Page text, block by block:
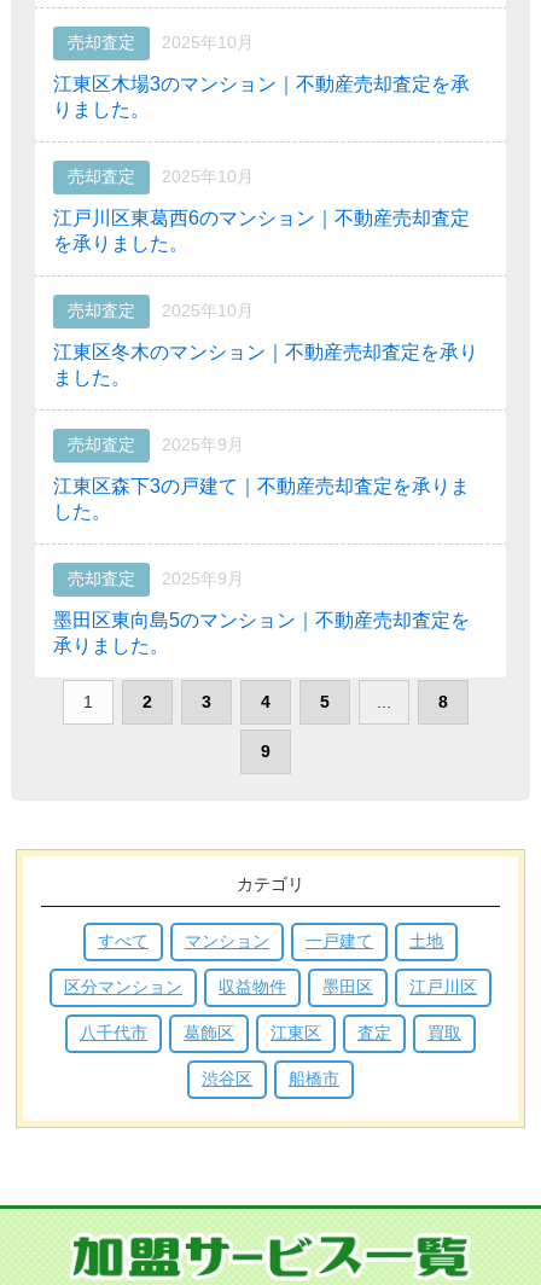
売却査定 2025年10月
江東区木場3のマンション｜不動産売却査定を承
りました。
売却査定 2025年10月
江戸川区東葛西6のマンション｜不動産売却査定
を承りました。
売却査定 2025年10月
江東区冬木のマンション｜不動産売却査定を承り
ました。
売却査定 2025年9月
江東区森下3の戸建て｜不動産売却査定を承りま
した。
売却査定 2025年9月
墨田区東向島5のマンション｜不動産売却査定を
承りました。
1 2 3 4 5 8
9
カテゴリ
すべて マンション 一戸建て 土地
区分マンション 収益物件 墨田区 江戸川区
八千代市 葛飾区 江東区 査定 買取
渋谷区 船橋市